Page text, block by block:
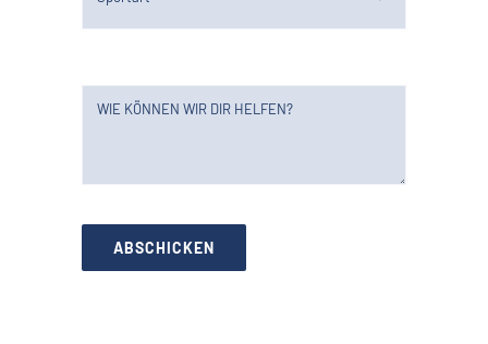
ABSCHICKEN